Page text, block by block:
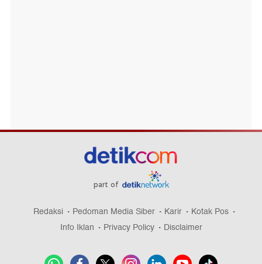
part of
Redaksi Pedoman Media Siber Karir
Kotak Pos
Info Iklan
Privacy Policy Disclaimer